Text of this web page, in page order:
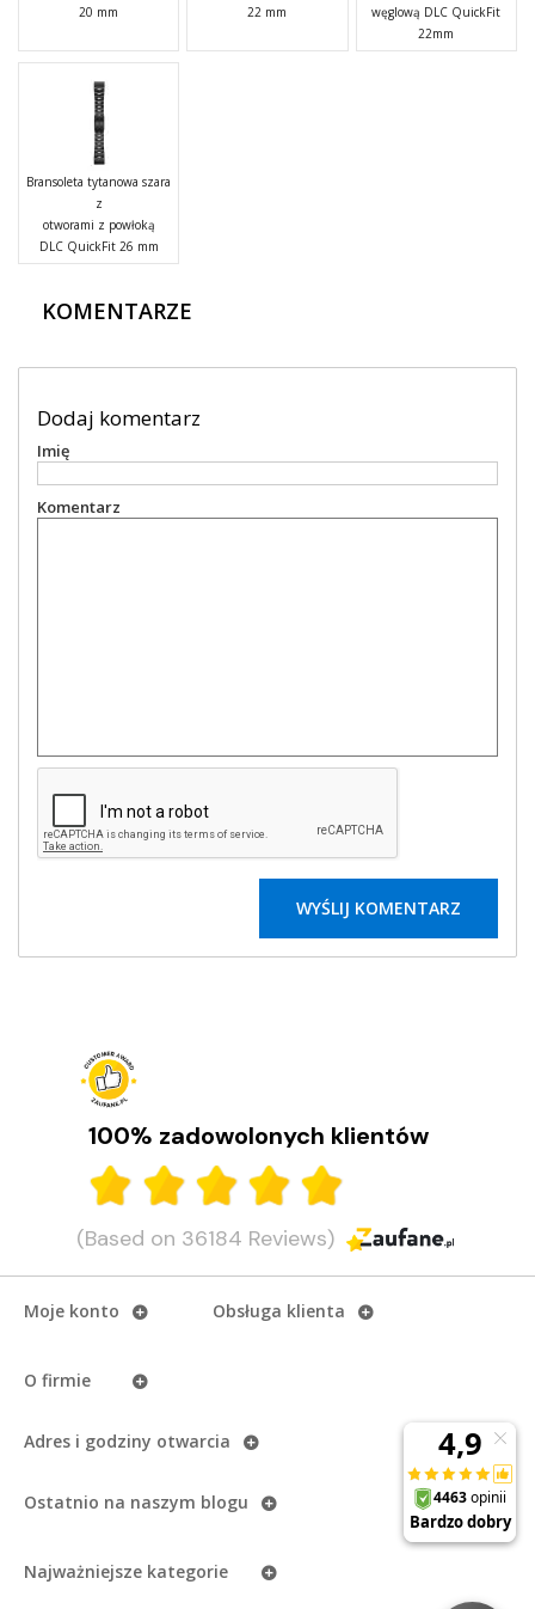
20 mm
22 mm
węglową DLC QuickFit
22mm
Bransoleta tytanowa szara
z
otworami z powłoką
DLC QuickFit 26 mm
KOMENTARZE
Dodaj komentarz
Imię
Komentarz
100% zadowolonych klientów
(Based on 36184 Reviews)
Moje konto
O firmie
Obsługa klienta
Adres i godziny otwarcia
Ostatnio na naszym blogu
Najważniejsze kategorie